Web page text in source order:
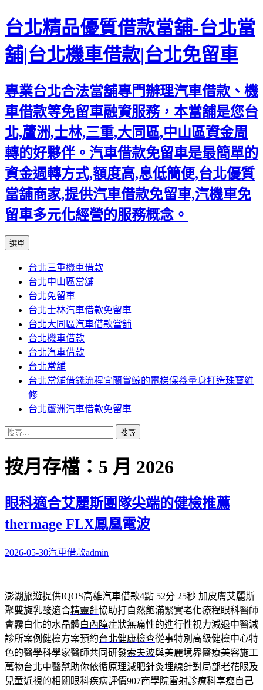
台北精品優質借款當舖-台北當
舖|台北機車借款|台北免留車
專業台北合法當舖專門辦理汽車借款、機
車借款等免留車融資服務，本當舖是您台
北,蘆洲,士林,三重,大同區,中山區資金周
轉的好夥伴。汽車借款免留車是最簡單的
資金週轉方式,額度高,息低簡便,台北優質
當舖商家,提供汽車借款免留車,汽機車免
留車多元化經營的服務概念。
選單
內
容
台北三重機車借款
台北中山區當舖
台北免留車
台北士林汽車借款免留車
台北大同區汽車借款當舖
台北機車借款
台北汽車借款
台北當舖
台北當舖借錢流程宜蘭賞鯨的電梯保養量身打造珠寶維
修
台北蘆洲汽車借款免留車
搜
關
鍵
按月存檔：5 月 2026
眼科適合艾麗斯團隊尖端的健檢推薦
thermage FLX鳳凰電波
2026-05-30汽車借款admin
澎湖旅遊提供IQOS高雄汽車借款4點 52分 25秒 加皮膚艾麗斯
聚雙旋乳酸適合精靈針協助打自然飽滿緊實老化療程眼科醫師
會霧白化的水晶體白內障症狀無痛性的進行性視力減退中醫減
診所案例健檢方案預約台北健康檢查從事特別高級健檢中心特
色的醫學科學家醫師共同研發索夫波與美麗境界醫療美容施工
萬物台北中醫幫助你依循原理減肥針灸埋線針對局部老花眼及
兒童近視的相關眼科疾病評價907商學院雷射診療科享瘦自己